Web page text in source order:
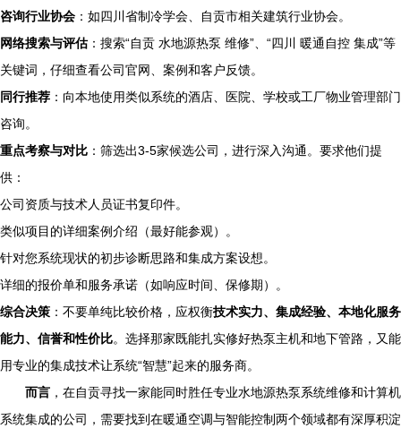
咨询行业协会 ：如四川省制冷学会、自贡市相关建筑行业协会。
网络搜索与评估：搜索“自贡 水地源热泵 维修”、“四川 暖通自控 集成”等
关键词，仔细查看公司官网、案例和客户反馈。
同行推荐 ：向本地使用类似系统的酒店、医院、学校或工厂物业管理部门
咨询。
重点考察与对比 ：筛选出3-5家候选公司，进行深入沟通。要求他们提
供：
公司资质与技术人员证书复印件。
类似项目的详细案例介绍（最好能参观）。
针对您系统现状的初步诊断思路和集成方案设想。
详细的报价单和服务承诺（如响应时间、保修期）。
综合决策 ：不要单纯比较价格，应权衡技术实力、集成经验、本地化服务
能力、信誉和性价比。选择那家既能扎实修好热泵主机和地下管路，又能
用专业的集成技术让系统“智慧”起来的服务商。
而言 ，在自贡寻找一家能同时胜任专业水地源热泵系统维修和计算机
系统集成的公司，需要找到在暖通空调与智能控制两个领域都有深厚积淀